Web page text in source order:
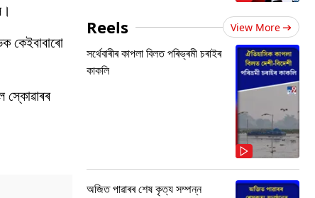
কেইবাবাৰো
স্কোৱাৰৰ
Reels View More
সৰ্থেবাৰীৰ কাপলা বিলত পৰিভ্ৰমী চৰাইৰ
কাকলি
অজিত পাৱাৰৰ শেষ কৃত্য সম্পন্ন